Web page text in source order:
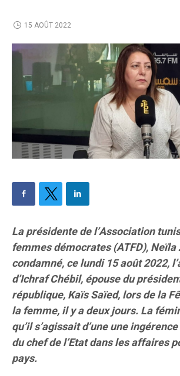
15 AOÛT 2022
La présidente de l’Association
femmes démocrates (ATFD), Neïla
condamné, ce lundi 15 août 2022,
d’Ichraf Chébil, épouse du
république, Kaïs Saïed, lors de la
la femme, il y a deux jours. La
qu’il s’agissait d’une une
du chef de l’Etat dans les affaires
pays.